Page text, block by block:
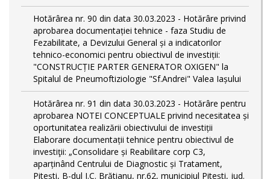
Hotărârea nr. 90 din data 30.03.2023 - Hotărâre privind
aprobarea documentației tehnice - faza Studiu de
Fezabilitate, a Devizului General și a indicatorilor
tehnico-economici pentru obiectivul de investiții:
"CONSTRUCȚIE PARTER GENERATOR OXIGEN" la
Spitalul de Pneumoftiziologie "Sf.Andrei" Valea Iașului
Hotărârea nr. 91 din data 30.03.2023 - Hotărâre pentru
aprobarea NOTEI CONCEPTUALE privind necesitatea și
oportunitatea realizării obiectivului de investiții
Elaborare documentații tehnice pentru obiectivul de
investiţii: „Consolidare și Reabilitare corp C3,
aparținând Centrului de Diagnostic și Tratament,
Pitești, B-dul I.C. Brătianu, nr.62, municipiul Pitești, jud.